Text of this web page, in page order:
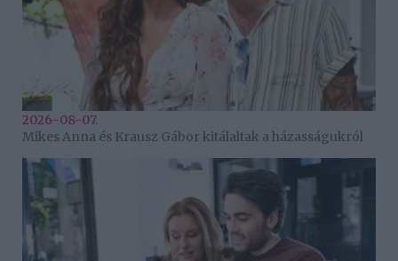
2026-08-07.
Mikes Anna és Krausz Gábor kitálaltak a házasságukról